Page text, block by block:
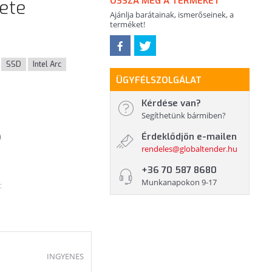
SSD Intel Arc
INGYENES
Ajánlja barátainak, ismerőseinek, a
terméket!
ÜGYFÉLSZOLGÁLAT
Kérdése van?
Segíthetünk bármiben?
Érdeklődjön e-mailen
rendeles@globaltender.hu
+36 70 587 8680
Munkanapokon 9-17